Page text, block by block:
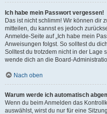
Ich habe mein Passwort vergessen!
Das ist nicht schlimm! Wir können dir
mitteilen, du kannst es jedoch
Anmelde-Seite auf „Ich habe mein
Anweisungen folgst. So solltest du
Solltest du trotzdem nicht in der Lage
wende dich an die Board-
Nach oben
Warum werde ich automatisch
Wenn du beim Anmelden das
auswählst, wirst du nur für eine